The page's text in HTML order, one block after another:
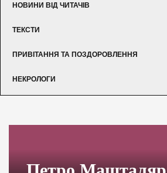
НОВИНИ ВІД ЧИТАЧІВ
ТЕКСТИ
ПРИВІТАННЯ ТА ПОЗДОРОВЛЕННЯ
НЕКРОЛОГИ